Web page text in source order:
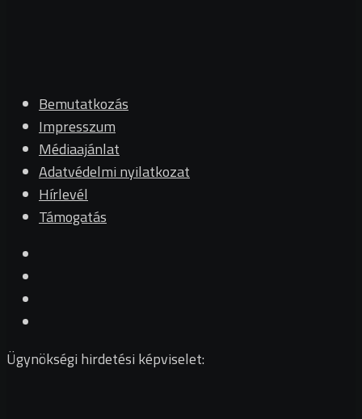
Bemutatkozás
Impresszum
Médiaajánlat
Adatvédelmi nyilatkozat
Hírlevél
Támogatás
Ügynökségi hirdetési képviselet: